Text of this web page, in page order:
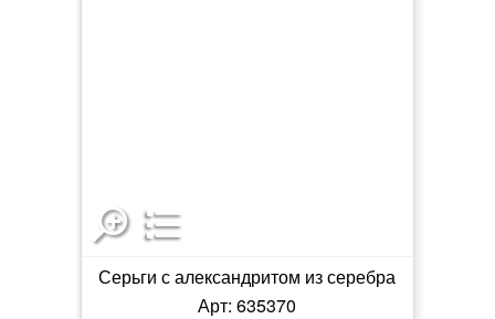
Серьги с александритом из серебра
Арт: 635370